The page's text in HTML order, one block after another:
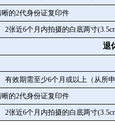
晰的2代身份证复印件
2张近6个月内拍摄的白底两寸
退
有效期需至少6个月或以上（从所
晰的2代身份证复印件
2张近6个月内拍摄的白底两寸